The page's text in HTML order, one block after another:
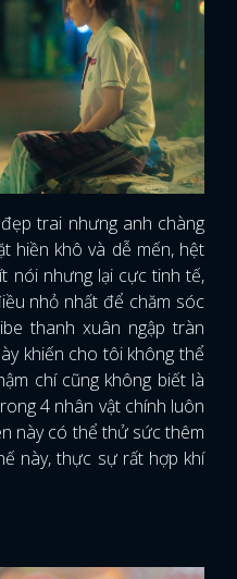
trai nhưng anh chàng
hiền khô và dễ mến, hệt
nói nhưng lại cực tinh tế,
nhỏ nhất để chăm sóc
thanh xuân ngập tràn
khiến cho tôi không thể
chí cũng không biết là
4 nhân vật chính luôn
này có thể thử sức thêm
này, thực sự rất hợp khí